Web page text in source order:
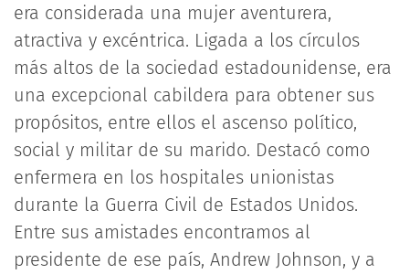
era considerada una mujer aventurera,
atractiva y excéntrica. Ligada a los círculos
más altos de la sociedad estadounidense, era
una excepcional cabildera para obtener sus
propósitos, entre ellos el ascenso político,
social y militar de su marido. Destacó como
enfermera en los hospitales unionistas
durante la Guerra Civil de Estados Unidos.
Entre sus amistades encontramos al
presidente de ese país, Andrew Johnson, y a